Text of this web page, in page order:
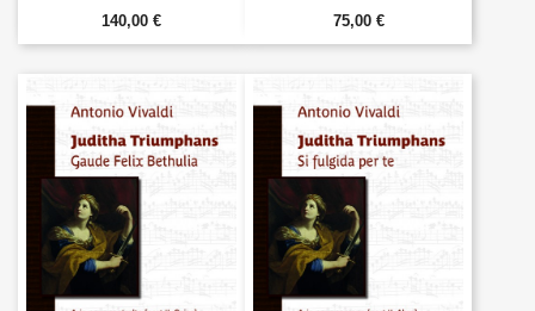
140,00 € 75,00 €